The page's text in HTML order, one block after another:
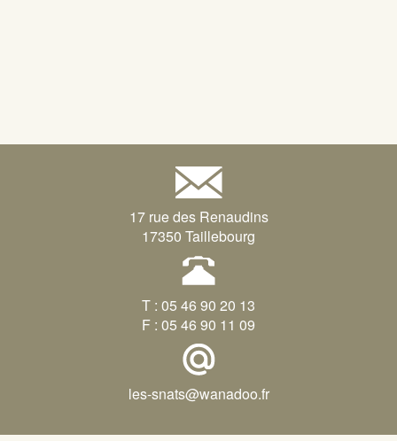
17 rue des Renaudins
17350 Taillebourg
T : 05 46 90 20 13
F : 05 46 90 11 09
les-snats@wanadoo.fr